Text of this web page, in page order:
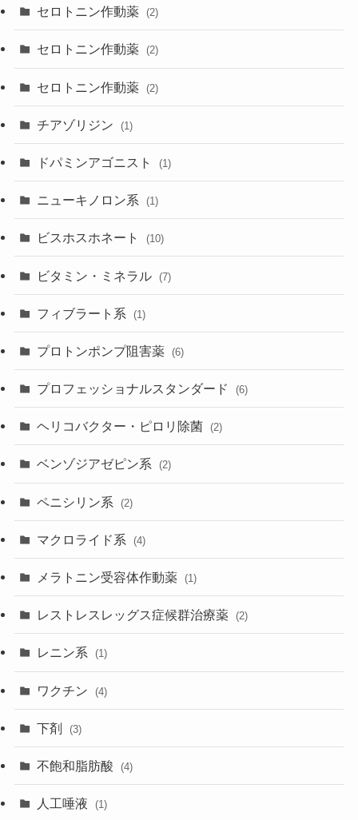
セロトニン作動薬 (2)
セロトニン作動薬 (2)
セロトニン作動薬 (2)
チアゾリジン (1)
ドパミンアゴニスト (1)
ニューキノロン系 (1)
ビスホスホネート (10)
ビタミン・ミネラル (7)
フィブラート系 (1)
プロトンポンプ阻害薬 (6)
プロフェッショナルスタンダード (6)
ヘリコバクター・ピロリ除菌 (2)
ベンゾジアゼピン系 (2)
ペニシリン系 (2)
マクロライド系 (4)
メラトニン受容体作動薬 (1)
レストレスレッグス症候群治療薬 (2)
レニン系 (1)
ワクチン (4)
下剤 (3)
不飽和脂肪酸 (4)
人工唾液 (1)